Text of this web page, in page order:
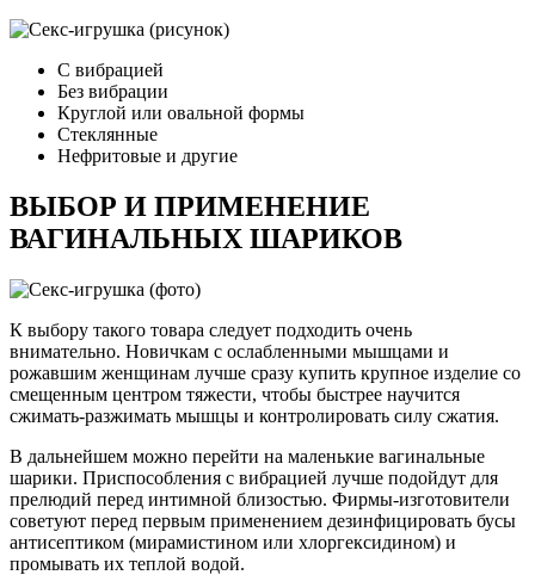
С вибрацией
Без вибрации
Круглой или овальной формы
Стеклянные
Нефритовые и другие
ВЫБОР И ПРИМЕНЕНИЕ
ВАГИНАЛЬНЫХ ШАРИКОВ
К выбору такого товара следует подходить очень
внимательно. Новичкам с ослабленными мышцами и
рожавшим женщинам лучше сразу купить крупное изделие со
смещенным центром тяжести, чтобы быстрее научится
сжимать-разжимать мышцы и контролировать силу сжатия.
В дальнейшем можно перейти на маленькие вагинальные
шарики. Приспособления с вибрацией лучше подойдут для
прелюдий перед интимной близостью. Фирмы-изготовители
советуют перед первым применением дезинфицировать бусы
антисептиком (мирамистином или хлоргексидином) и
промывать их теплой водой.